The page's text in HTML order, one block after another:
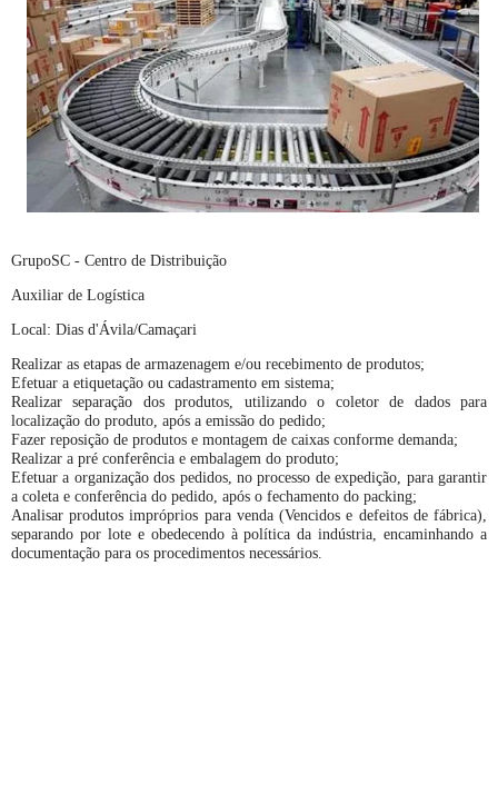
GrupoSC - Centro de Distribuição
Auxiliar de Logística
Local: Dias d'Ávila/Camaçari
Realizar as etapas de armazenagem e/ou recebimento de produtos;
Efetuar a etiquetação ou cadastramento em sistema;
Realizar separação dos produtos, utilizando o coletor de dados para
localização do produto, após a emissão do pedido;
Fazer reposição de produtos e montagem de caixas conforme demanda;
Realizar a pré conferência e embalagem do produto;
Efetuar a organização dos pedidos, no processo de expedição, para garantir
a coleta e conferência do pedido, após o fechamento do packing;
Analisar produtos impróprios para venda (Vencidos e defeitos de fábrica),
separando por lote e obedecendo à política da indústria, encaminhando a
documentação para os procedimentos necessários.